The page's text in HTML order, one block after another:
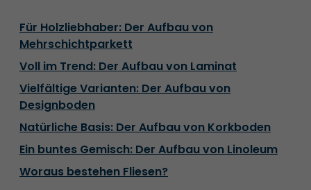
Für Holzliebhaber: Der Aufbau von
Mehrschichtparkett
Voll im Trend: Der Aufbau von Laminat
Vielfältige Varianten: Der Aufbau von
Designboden
Natürliche Basis: Der Aufbau von Korkboden
Ein buntes Gemisch: Der Aufbau von Linoleum
Woraus bestehen Fliesen?